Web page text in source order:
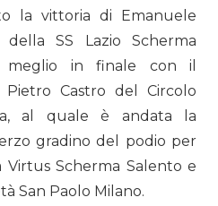
la vittoria di Emanuele
SS Lazio Scherma
in finale con il
Castro del Circolo
al quale è andata la
gradino del podio per
Scherma Salento e
San Paolo Milano.